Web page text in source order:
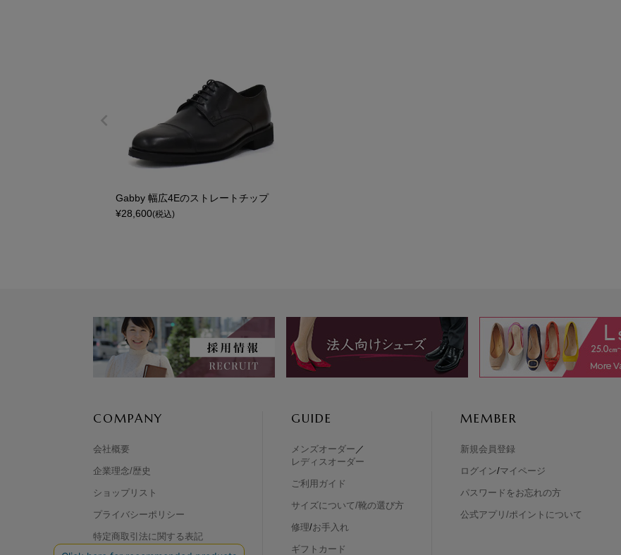
Gabby 幅広4Eのストレートチップ
¥28,600(税込)
COMPANY
会社概要
企業理念/歴史
ショップリスト
プライバシーポリシー
特定商取引法に関する表記
GUIDE
メンズオーダー ／
レディスオーダー
ご利用ガイド
サイズについて/靴の選び方
修理/お手入れ
ギフトカード
MEMBER
新規会員登録
ログイン/マイページ
パスワードをお忘れの方
公式アプリ/ポイントについて